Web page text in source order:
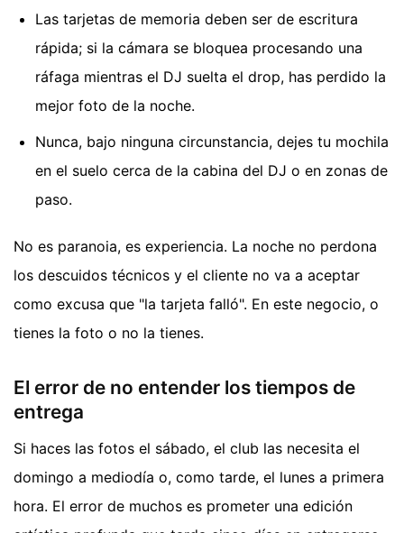
Las tarjetas de memoria deben ser de escritura
rápida; si la cámara se bloquea procesando una
ráfaga mientras el DJ suelta el drop, has perdido la
mejor foto de la noche.
Nunca, bajo ninguna circunstancia, dejes tu mochila
en el suelo cerca de la cabina del DJ o en zonas de
paso.
No es paranoia, es experiencia. La noche no perdona
los descuidos técnicos y el cliente no va a aceptar
como excusa que "la tarjeta falló". En este negocio, o
tienes la foto o no la tienes.
El error de no entender los tiempos de
entrega
Si haces las fotos el sábado, el club las necesita el
domingo a mediodía o, como tarde, el lunes a primera
hora. El error de muchos es prometer una edición